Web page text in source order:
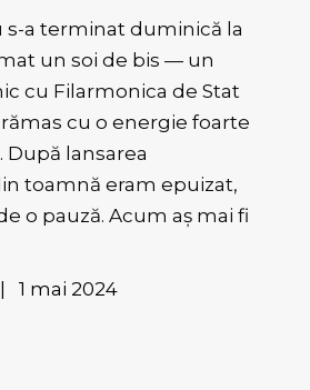
s-a terminat duminică la
un soi de bis — un
cu Filarmonica de Stat
cu o energie foarte
lansarea
toamnă eram epuizat,
o pauză. Acum aș mai fi
1 mai 2024